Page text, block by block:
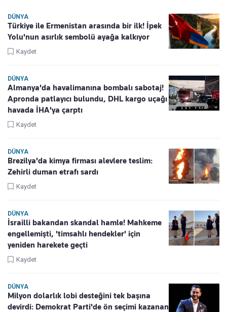
DÜNYA
Türkiye ile Ermenistan arasında bir ilk! İpek
Yolu'nun asırlık sembolü ayağa kalkıyor
Kaydet
DÜNYA
Almanya'da havalimanına bombalı sabotaj!
Apronda patlayıcı bulundu, DHL kargo uçağı
havada İHA'ya çarptı
Kaydet
DÜNYA
Brezilya'da kimya firması alevlere teslim:
Zehirli duman etrafı sardı
Kaydet
DÜNYA
İsrailli bakandan skandal hamle! Mahkeme
engellemişti, 'timsahlı hendekler' için
yeniden harekete geçti
Kaydet
DÜNYA
Milyon dolarlık lobi desteğini tek başına
devirdi: Demokrat Parti'de ön seçimi kazanan